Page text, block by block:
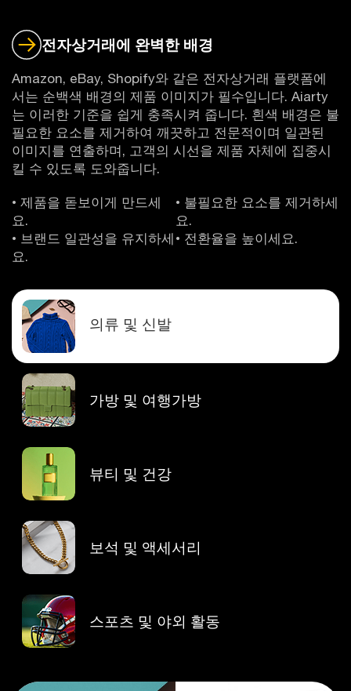
전자상거래에 완벽한 배경
Amazon, eBay, Shopify와 같은 전자상거래 플랫폼에
서는 순백색 배경의 제품 이미지가 필수입니다. Aiarty
는 이러한 기준을 쉽게 충족시켜 줍니다. 흰색 배경은 불
필요한 요소를 제거하여 깨끗하고 전문적이며 일관된
이미지를 연출하며, 고객의 시선을 제품 자체에 집중시
킬 수 있도록 도와줍니다.
• 제품을 돋보이게 만드세
요.
• 불필요한 요소를 제거하세
요.
• 브랜드 일관성을 유지하세
요.
• 전환율을 높이세요.
의류 및 신발
가방 및 여행가방
뷰티 및 건강
보석 및 액세서리
스포츠 및 야외 활동